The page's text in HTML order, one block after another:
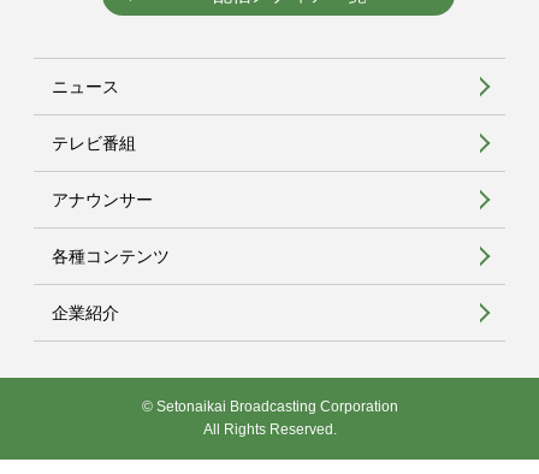
ニュース
テレビ番組
アナウンサー
各種コンテンツ
企業紹介
© Setonaikai Broadcasting Corporation
All Rights Reserved.